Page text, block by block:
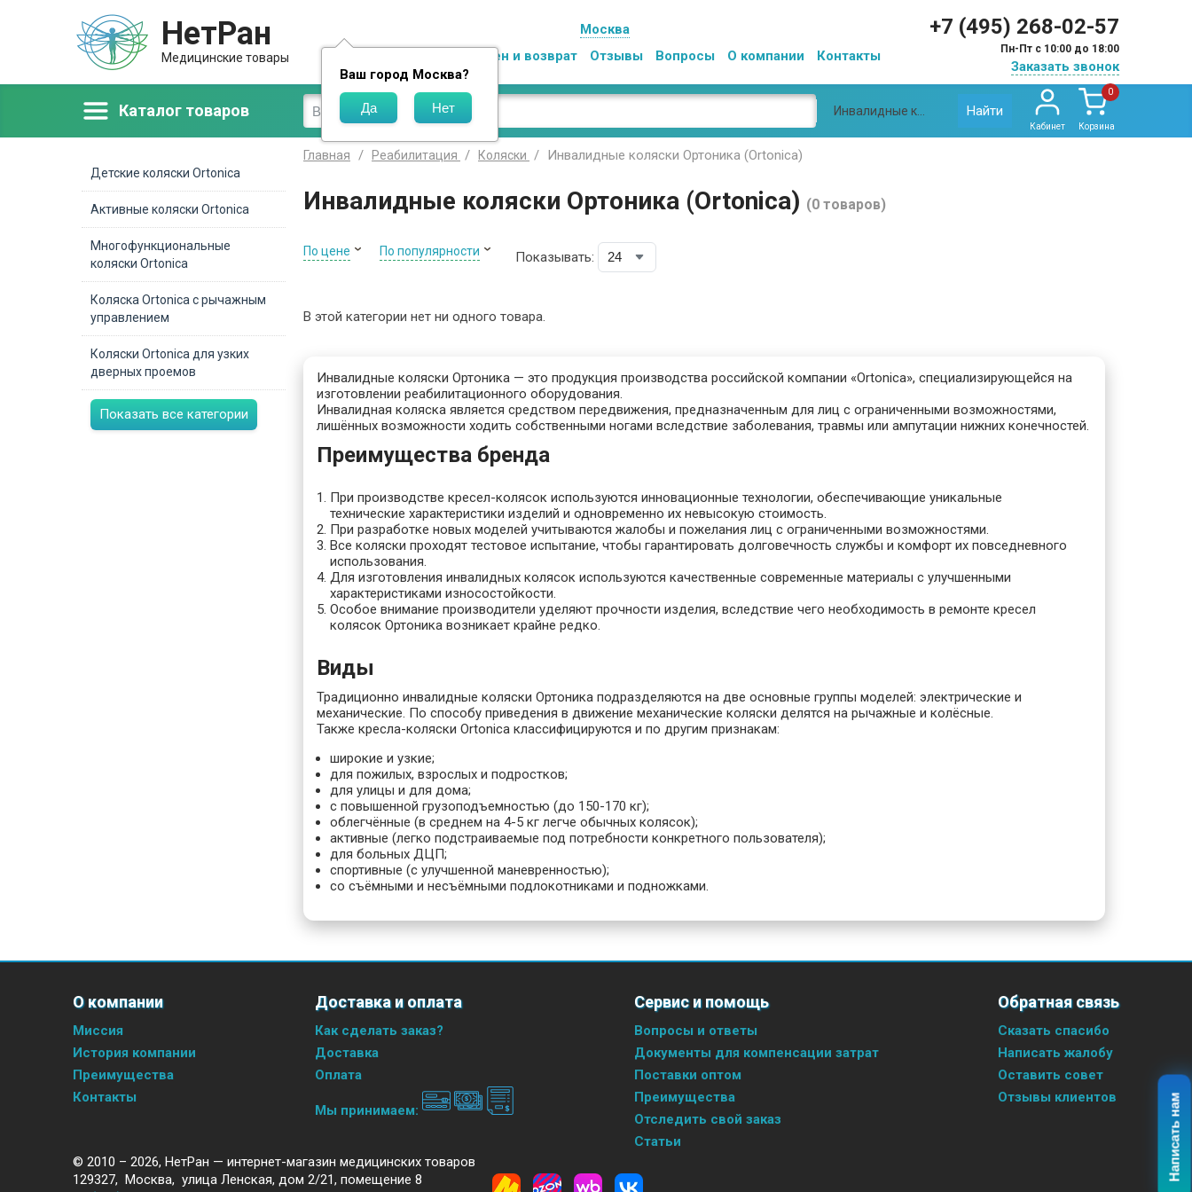
НетРан
Медицинские товары
Москва
Ваш город Москва?
Обмен и возврат Отзывы Вопросы О компании Контакты
+7 (495) 268-02-57
Пн-Пт с 10:00 до 18:00
Заказать звонок
Каталог товаров Найти
Кабинет
0
Корзина
Детские коляски Ortonica
Активные коляски Ortonica
Многофункциональные
коляски Ortonica
Коляска Ortonica с рычажным
управлением
Коляски Ortonica для узких
дверных проемов
Показать все категории
Главная Реабилитация Коляски Инвалидные коляски Ортоника (Ortonica)
Инвалидные коляски Ортоника (Ortonica) (0 товаров)
По цене По популярности Показывать:
В этой категории нет ни одного товара.
Инвалидные коляски Ортоника — это продукция производства российской компании «Ortonica», специализирующейся на
изготовлении реабилитационного оборудования.
Инвалидная коляска является средством передвижения, предназначенным для лиц с ограниченными возможностями,
лишённых возможности ходить собственными ногами вследствие заболевания, травмы или ампутации нижних конечностей.
Преимущества бренда
При производстве кресел-колясок используются инновационные технологии, обеспечивающие уникальные
технические характеристики изделий и одновременно их невысокую стоимость.
При разработке новых моделей учитываются жалобы и пожелания лиц с ограниченными возможностями.
Все коляски проходят тестовое испытание, чтобы гарантировать долговечность службы и комфорт их повседневного
использования.
Для изготовления инвалидных колясок используются качественные современные материалы с улучшенными
характеристиками износостойкости.
Особое внимание производители уделяют прочности изделия, вследствие чего необходимость в ремонте кресел
колясок Ортоника возникает крайне редко.
Виды
Традиционно инвалидные коляски Ортоника подразделяются на две основные группы моделей: электрические и
механические. По способу приведения в движение механические коляски делятся на рычажные и колёсные.
Также кресла-коляски Ortonica классифицируются и по другим признакам:
широкие и узкие;
для пожилых, взрослых и подростков;
для улицы и для дома;
с повышенной грузоподъемностью (до 150-170 кг);
облегчённые (в среднем на 4-5 кг легче обычных колясок);
активные (легко подстраиваемые под потребности конкретного пользователя);
для больных ДЦП;
спортивные (с улучшенной маневренностью);
со съёмными и несъёмными подлокотниками и подножками.
О компании
Миссия
История компании
Преимущества
Контакты
Доставка и оплата
Как сделать заказ?
Доставка
Оплата
Мы принимаем:
Сервис и помощь
Вопросы и ответы
Документы для компенсации затрат
Поставки оптом
Преимущества
Отследить свой заказ
Статьи
Обратная связь
Сказать спасибо
Написать жалобу
Оставить совет
Отзывы клиентов
© 2010 – 2026, НетРан — интернет-магазин медицинских товаров
129327, Москва, улица Ленская, дом 2/21, помещение 8
Написать нам